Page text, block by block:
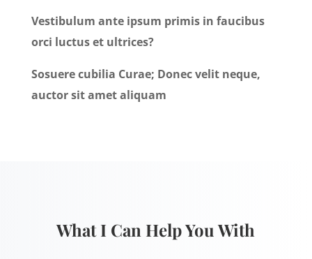
Vestibulum ante ipsum primis in faucibus
orci luctus et ultrices?
Sosuere cubilia Curae; Donec velit neque,
auctor sit amet aliquam
What I Can Help You With